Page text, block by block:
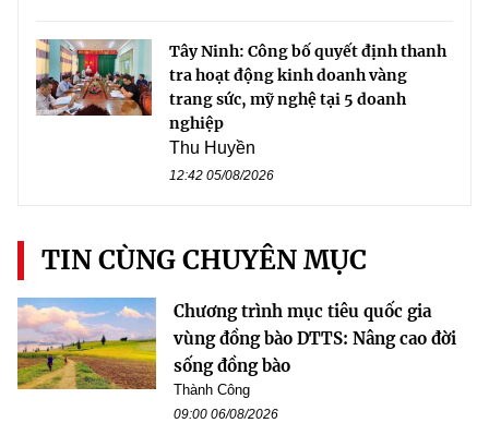
Tây Ninh: Công bố quyết định thanh
tra hoạt động kinh doanh vàng
trang sức, mỹ nghệ tại 5 doanh
nghiệp
Thu Huyền
12:42 05/08/2026
TIN CÙNG CHUYÊN MỤC
Chương trình mục tiêu quốc gia
vùng đồng bào DTTS: Nâng cao đời
sống đồng bào
Thành Công
09:00 06/08/2026